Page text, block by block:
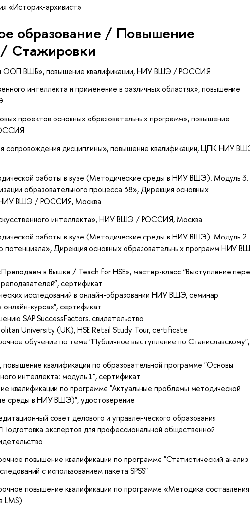
«Историк-архивист»
образование / Повышение
Стажировки
ООП ВШБ», повышение квалификации, НИУ ВШЭ / РОССИЯ
интеллекта и применение в различных областях», повышение
проектов основных образовательных программ», повышение
сопровождения дисциплины», повышение квалификации, ЦПК НИУ
работы в вузе (Методические среды в НИУ ВШЭ). Модуль 3.
образовательного процесса 38», Дирекция основных
НИУ ВШЭ / РОССИЯ, Москва
интеллекта», НИУ ВШЭ / РОССИЯ, Москва
работы в вузе (Методические среды в НИУ ВШЭ). Модуль 2.
потенциала», Дирекция основных образовательных программ НИУ
в Вышке / Teach for HSE», мастер-класс “Выступление
сертификат
исследований в онлайн-образовании НИУ ВШЭ, семинар
курсах", сертификат
SAP SuccessFactors, свидетельство
University (UK), HSE Retail Study Tour, certificate
обучение по теме "Публичное выступление по Станиславскому",
квалификации по образовательной программе "Основы
интеллекта: модуль 1", сертификат
квалификации по программе "Актуальные проблемы методической
среды в НИУ ВШЭ)", удостоверение
совет делового и управленческого образования
экспертов для профессиональной общественной
повышение квалификации по программе "Статистический анализ
с использованием пакета SPSS"
повышение квалификации по программе «Методика составления
LMS)